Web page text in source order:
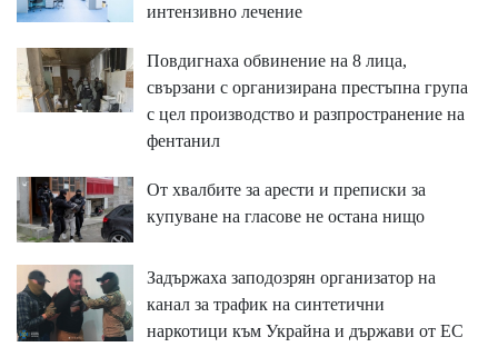
интензивно лечение
Повдигнаха обвинение на 8 лица,
свързани с организирана престъпна група
с цел производство и разпространение на
фентанил
От хвалбите за арести и преписки за
купуване на гласове не остана нищо
Задържаха заподозрян организатор на
канал за трафик на синтетични
наркотици към Украйна и държави от ЕС